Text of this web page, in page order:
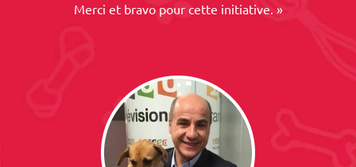
Merci et bravo pour cette initiative. »